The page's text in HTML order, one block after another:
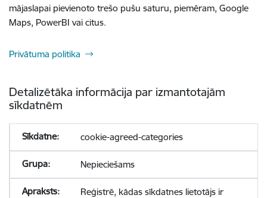
mājaslapai pievienoto trešo pušu saturu, piemēram, Google
Maps, PowerBI vai citus.
Privātuma politika
Detalizētāka informācija par izmantotajām
sīkdatnēm
cookie-agreed-categories
Nepieciešams
Reģistrē, kādas sīkdatnes lietotājs ir